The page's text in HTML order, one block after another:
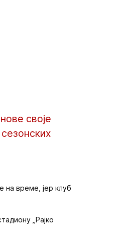
своје
на време, јер клуб
„Рајко